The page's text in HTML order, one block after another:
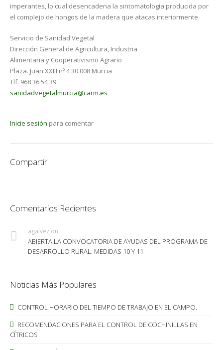
imperantes, lo cual desencadena la sintomatología producida por
el complejo de hongos de la madera que atacas interiormente.
Servicio de Sanidad Vegetal
Dirección General de Agricultura, Industria
Alimentaria y Cooperativismo Agrario
Plaza. Juan XXIII nº 4 30.008 Murcia
Tlf. 968 36 54 39
sanidadvegetalmurcia@carm.es
Inicie sesión para comentar
Compartir
Comentarios Recientes
agalvez on
ABIERTA LA CONVOCATORIA DE AYUDAS DEL PROGRAMA DE
DESARROLLO RURAL. MEDIDAS 10 Y 11
Noticias Más Populares
CONTROL HORARIO DEL TIEMPO DE TRABAJO EN EL CAMPO.
RECOMENDACIONES PARA EL CONTROL DE COCHINILLAS EN
CÍTRICOS